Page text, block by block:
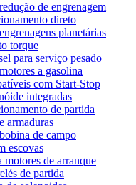
de engrenagem
direto
planetárias
torque
para serviço pesado
a gasolina
com Start-Stop
integradas
de partida
armaduras
de campo
escovas
motores de arranque
de partida